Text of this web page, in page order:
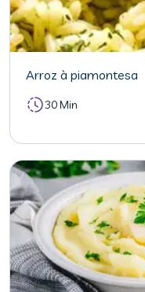
Arroz à piamontesa
30 Min